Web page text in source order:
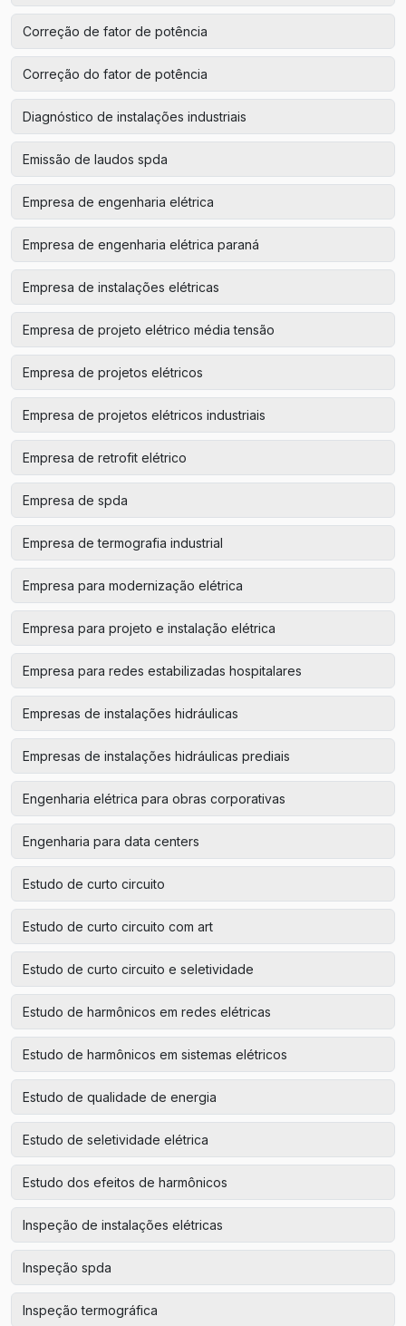
Correção de fator de potência
Correção do fator de potência
Diagnóstico de instalações industriais
Emissão de laudos spda
Empresa de engenharia elétrica
Empresa de engenharia elétrica paraná
Empresa de instalações elétricas
Empresa de projeto elétrico média tensão
Empresa de projetos elétricos
Empresa de projetos elétricos industriais
Empresa de retrofit elétrico
Empresa de spda
Empresa de termografia industrial
Empresa para modernização elétrica
Empresa para projeto e instalação elétrica
Empresa para redes estabilizadas hospitalares
Empresas de instalações hidráulicas
Empresas de instalações hidráulicas prediais
Engenharia elétrica para obras corporativas
Engenharia para data centers
Estudo de curto circuito
Estudo de curto circuito com art
Estudo de curto circuito e seletividade
Estudo de harmônicos em redes elétricas
Estudo de harmônicos em sistemas elétricos
Estudo de qualidade de energia
Estudo de seletividade elétrica
Estudo dos efeitos de harmônicos
Inspeção de instalações elétricas
Inspeção spda
Inspeção termográfica